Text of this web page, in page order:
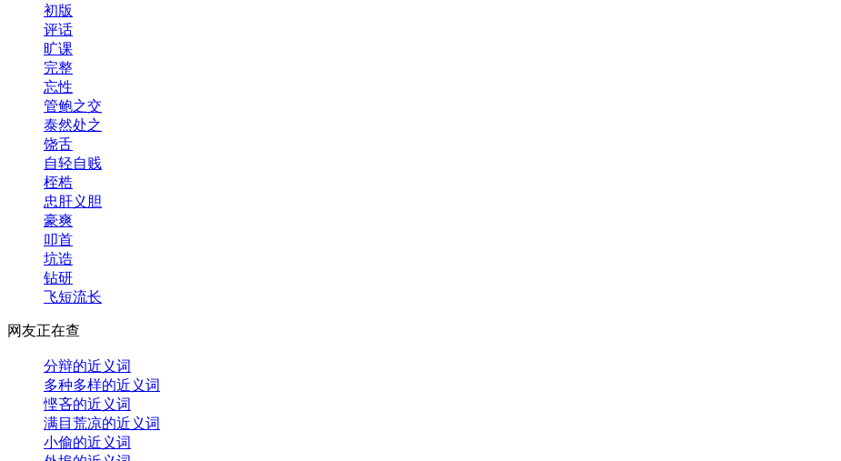
初版
评话
旷课
完整
忘性
管鲍之交
泰然处之
饶舌
自轻自贱
桎梏
忠肝义胆
豪爽
叩首
坑诰
钻研
飞短流长
网友正在查
分辩的近义词
多种多样的近义词
悭吝的近义词
满目荒凉的近义词
小偷的近义词